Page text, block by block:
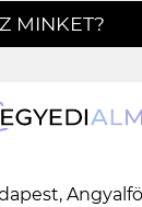
MINKET?